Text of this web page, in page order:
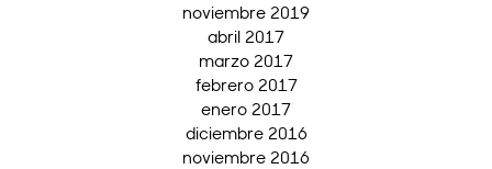
noviembre 2019
abril 2017
marzo 2017
febrero 2017
enero 2017
diciembre 2016
noviembre 2016